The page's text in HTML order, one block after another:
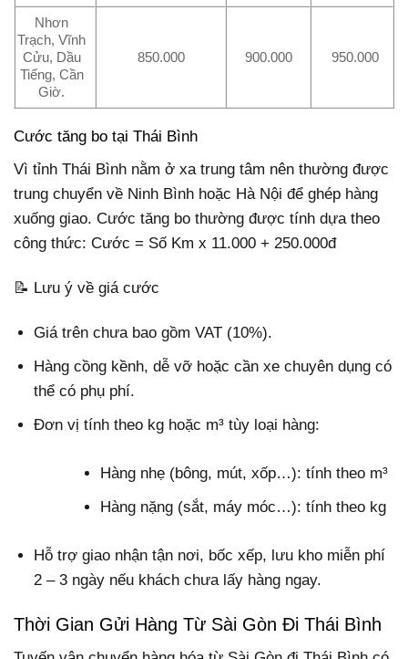
Nhơn
Trạch, Vĩnh
Cửu, Dầu
Tiếng, Cần
Giờ.
850.000 900.000 950.000
Cước tăng bo tại Thái Bình
Vì tỉnh Thái Bình nằm ở xa trung tâm nên thường được
trung chuyển về Ninh Bình hoặc Hà Nội để ghép hàng
xuống giao. Cước tăng bo thường được tính dựa theo
công thức: Cước = Số Km x 11.000 + 250.000đ
📝 Lưu ý về giá cước
Giá trên chưa bao gồm VAT (10%).
Hàng cồng kềnh, dễ vỡ hoặc cần xe chuyên dụng có
thể có phụ phí.
Đơn vị tính theo kg hoặc m³ tùy loại hàng:
Hàng nhẹ (bông, mút, xốp…): tính theo m³
Hàng nặng (sắt, máy móc…): tính theo kg
Hỗ trợ giao nhận tận nơi, bốc xếp, lưu kho miễn phí
2 – 3 ngày nếu khách chưa lấy hàng ngay.
Thời Gian Gửi Hàng Từ Sài Gòn Đi Thái Bình